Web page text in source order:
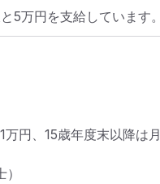
5万円を支給しています。
円、15歳年度末以降は月